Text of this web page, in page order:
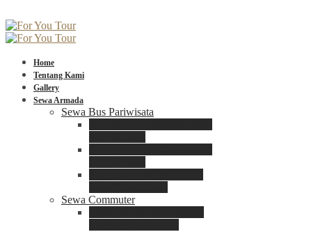
Home
Tentang Kami
Gallery
Sewa Armada
Sewa Bus Pariwisata
Sewa Commuter